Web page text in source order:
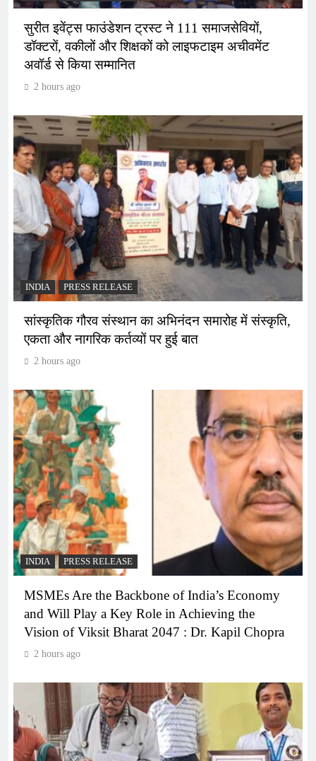
सुरीत इवेंट्स फाउंडेशन ट्रस्ट ने 111 समाजसेवियों,
डॉक्टरों, वकीलों और शिक्षकों को लाइफटाइम अचीवमेंट
अवॉर्ड से किया सम्मानित
2 hours ago
INDIA PRESS RELEASE
सांस्कृतिक गौरव संस्थान का अभिनंदन समारोह में संस्कृति,
एकता और नागरिक कर्तव्यों पर हुई बात
2 hours ago
INDIA PRESS RELEASE
MSMEs Are the Backbone of India’s Economy
and Will Play a Key Role in Achieving the
Vision of Viksit Bharat 2047 : Dr. Kapil Chopra
2 hours ago